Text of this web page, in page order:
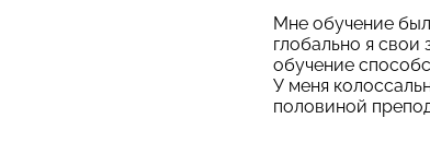
Мне обучение
глобально я свои
обучение
У меня
половиной